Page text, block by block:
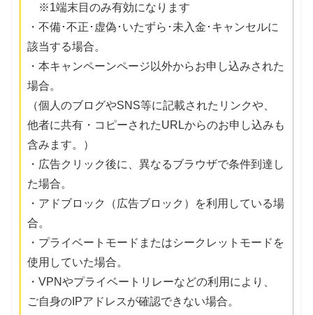
※1端末目のみ有効になります
・不備･不正･虚偽･いたずら･未入金･キャンセルに
該当する場合。
・本キャンペーンページ以外からお申し込みされた
場合。
（個人のブログやSNS等に記載されたリンクや、
他者に共有・コピーされたURLからのお申し込みも
含みます。）
・広告クリック後に、異なるブラウザで条件到達し
た場合。
・アドブロック（広告ブロック）を利用している場
合。
・プライベートモードまたはシークレットモードを
使用していた場合。
・VPNやプライベートリレーなどの利用により、
ご自身のIPアドレスが確認できない場合。